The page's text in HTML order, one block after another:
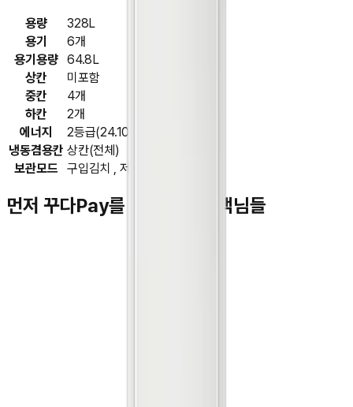
용량
328L
용기
6개
용기용량 64.8L
상칸
미포함
중칸
4개
하칸
2개
에너지
2등급(24.10 기준)
냉동겸용칸 상칸(전체)
보관모드
구입김치 , 저염김치 , 야채
먼저 꾸다Pay를 이용하신 고객님들